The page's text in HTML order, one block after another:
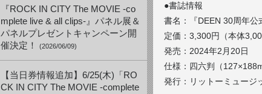
『ROCK IN CITY The MOVIE -co
mplete live & all clips-』パネル展＆
パネルプレゼントキャンペーン開
催決定！
(2026/06/09)
【当日券情報追加】6/25(木)「RO
CK IN CITY The MOVIE -complete
●書誌情報
書名：『DEEN 30周年公
定価：3,300円（本体
発売：2024年2月20日
仕様：四六判（
発行：リットーミュージ